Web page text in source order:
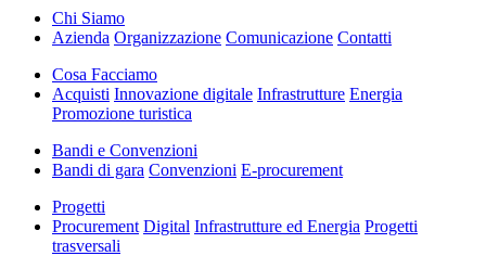
Chi Siamo
Azienda Organizzazione Comunicazione Contatti
Cosa Facciamo
Acquisti Innovazione digitale Infrastrutture Energia
Promozione turistica
Bandi e Convenzioni
Bandi di gara Convenzioni E-procurement
Progetti
Procurement Digital Infrastrutture ed Energia Progetti
trasversali